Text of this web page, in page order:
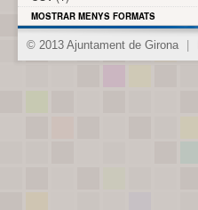
MOSTRAR MENYS FORMATS
© 2013 Ajuntament de Girona